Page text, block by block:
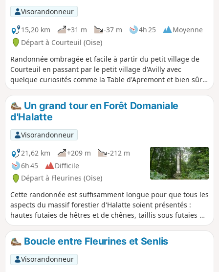
Visorandonneur
15,20 km
+31 m -37 m 4h 25
Moyenne
Départ à Courteuil (Oise)
Randonnée ombragée et facile à partir du petit village de
Courteuil en passant par le petit village d'Avilly avec
quelque curiosités comme la Table d'Apremont et bien sûr
le plaisir de voir le Château de Chantilly ainsi que ses
Grandes Écuries et son champ de courses
Un grand tour en Forêt Domaniale
d'Halatte
Visorandonneur
21,62 km
+209 m
-212 m
6h 45
Difficile
Départ à Fleurines (Oise)
Cette randonnée est suffisamment longue pour que tous les
aspects du massif forestier d'Halatte soient présentés :
hautes futaies de hêtres et de chênes, taillis sous futaies de
chênes avec des tilleuls en sous-étage de végétation,... et
grandes clairières cultivées dont la plus vaste est celle de
Fleurines. Le trajet emprunte, en grande partie, les très
belles routes forestières aménagées depuis quelques
siècles.
Boucle entre Fleurines et Senlis
Visorandonneur